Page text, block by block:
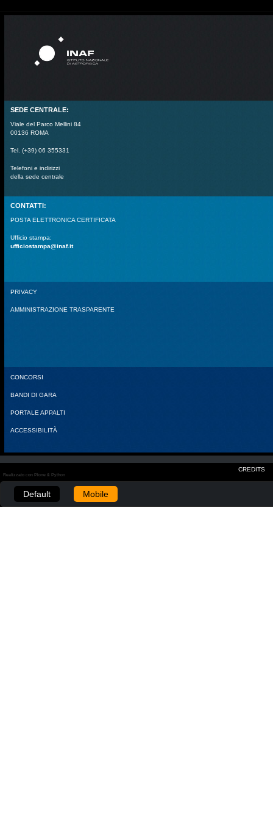
SEDE CENTRALE:
Viale del Parco Mellini 84
00136 ROMA
Tel. (+39) 06 355331
Telefoni e indirizzi
della sede centrale
CONTATTI:
POSTA ELETTRONICA CERTIFICATA
Ufficio stampa:
ufficiostampa@inaf.it
PRIVACY
AMMINISTRAZIONE TRASPARENTE
CONCORSI
BANDI DI GARA
PORTALE APPALTI
ACCESSIBILITÀ
CREDITS
Realizzato con Plone & Python
Default Mobile